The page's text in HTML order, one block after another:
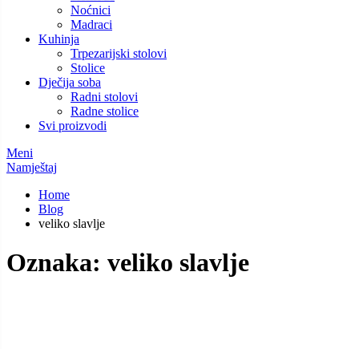
Noćnici
Madraci
Kuhinja
Trpezarijski stolovi
Stolice
Dječija soba
Radni stolovi
Radne stolice
Svi proizvodi
Meni
Namještaj
Home
Blog
veliko slavlje
Oznaka: veliko slavlje